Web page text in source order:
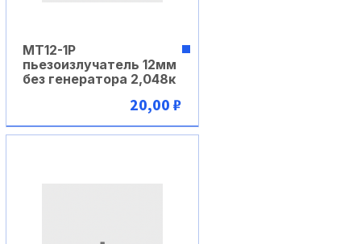
В корзину
MT12-1P
пьезоизлучатель 12мм
без генератора 2,048к
20,00 ₽